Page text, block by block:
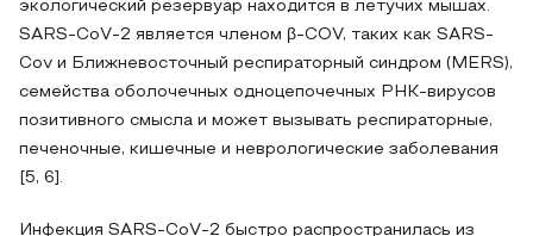
экологический резервуар находится в летучих мышах.
SARS-CoV-2 является членом β-COV, таких как SARS-
Cov и Ближневосточный респираторный синдром (MERS),
семейства оболочечных одноцепочечных РНК-вирусов
позитивного смысла и может вызывать респираторные,
печеночные, кишечные и неврологические заболевания
[5, 6].
Инфекция SARS-CoV-2 быстро распространилась из